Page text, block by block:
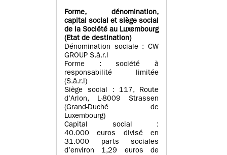
Forme, dénomination,
capital social et siège social
de la Société au Luxembourg
(Etat de destination)
Dénomination sociale : CW
GROUP S.à.r.l
Forme : société à
responsabilité limitée
(S.à.r.l)
Siège social : 117, Route
d’Arlon, L-8009 Strassen
(Grand-Duché de
Luxembourg)
Capital social :
40.000 euros divisé en
31.000 parts sociales
d’environ 1,29 euros de